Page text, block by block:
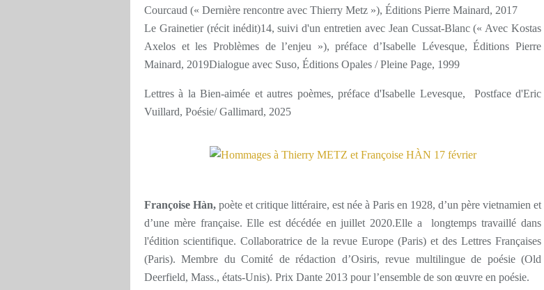
Courcaud (« Dernière rencontre avec Thierry Metz »), Éditions Pierre Mainard, 2017
Le Grainetier (récit inédit)14, suivi d'un entretien avec Jean Cussat-Blanc (« Avec Kostas
Axelos et les Problèmes de l’enjeu »), préface d’Isabelle Lévesque, Éditions Pierre
Mainard, 2019Dialogue avec Suso, Éditions Opales / Pleine Page, 1999
Lettres à la Bien-aimée et autres poèmes, préface d'Isabelle Levesque, Postface d'Eric
Vuillard, Poésie/ Gallimard, 2025
Françoise Hàn, poète et critique littéraire, est née à Paris en 1928, d’un père vietnamien et
d’une mère française. Elle est décédée en juillet 2020.Elle a longtemps travaillé dans
l'édition scientifique. Collaboratrice de la revue Europe (Paris) et des Lettres Françaises
(Paris). Membre du Comité de rédaction d’Osiris, revue multilingue de poésie (Old
Deerfield, Mass., états-Unis). Prix Dante 2013 pour l’ensemble de son œuvre en poésie.